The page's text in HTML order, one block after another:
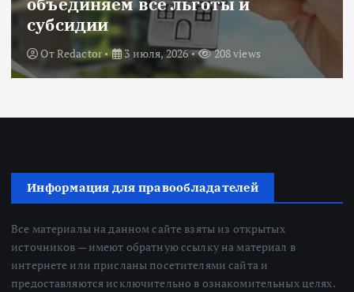
субсидии
ОтRedactor 3 июля, 2026 208 views
Информация для правообладателей
Все материалы на данном сайте взяты из открытых
источников — имеют обратную ссылку на материал в
интернете или присланы посетителями сайта и
предоставляются исключительно в ознакомительных целях.